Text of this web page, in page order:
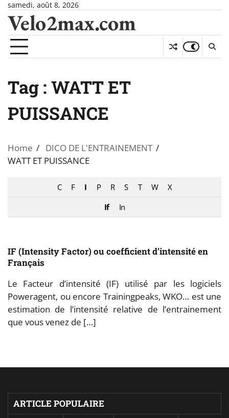
Skip
content
samedi, août 8, 2026
Velo2max.com
Tag : WATT ET
PUISSANCE
Home
DICO DE L'ENTRAINEMENT
WATT ET PUISSANCE
C F I P R S T W
X
If
In
IF (Intensity Factor) ou coefficient d’intensité en
Français
Le Facteur d’intensité (IF) utilisé par les logiciels
Poweragent, ou encore Trainingpeaks, WKO… est une
estimation de l’intensité relative de l’entrainement
que vous venez de […]
ARTICLE POPULAIRE